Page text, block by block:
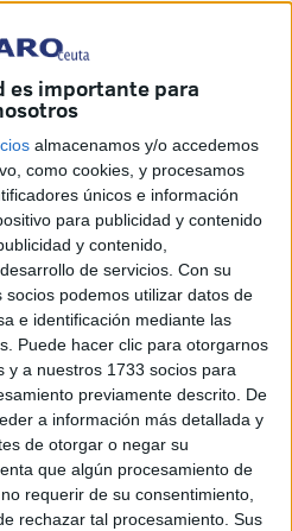
es importante para
almacenamos y/o accedemos
como cookies, y procesamos
únicos e información
para publicidad y contenido
y contenido,
de servicios. Con su
podemos utilizar datos de
e identificación mediante las
Puede hacer clic para otorgarnos
y a nuestros 1733 socios para
previamente descrito. De
a información más detallada y
de otorgar o negar su
que algún procesamiento de
requerir de su consentimiento,
rechazar tal procesamiento. Sus
de Arcos Quebrados
el Príncipe y un herido por
pueblo que nunca pierde